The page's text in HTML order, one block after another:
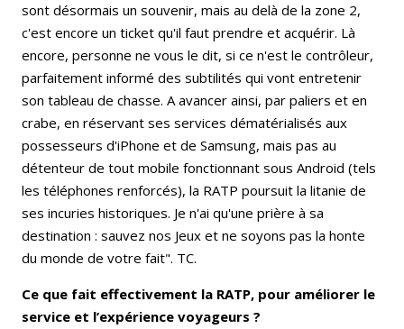
sont désormais un souvenir, mais au delà de la zone 2,
c'est encore un ticket qu'il faut prendre et acquérir. Là
encore, personne ne vous le dit, si ce n'est le contrôleur,
parfaitement informé des subtilités qui vont entretenir
son tableau de chasse. A avancer ainsi, par paliers et en
crabe, en réservant ses services dématérialisés aux
possesseurs d'iPhone et de Samsung, mais pas au
détenteur de tout mobile fonctionnant sous Android (tels
les téléphones renforcés), la RATP poursuit la litanie de
ses incuries historiques. Je n'ai qu'une prière à sa
destination : sauvez nos Jeux et ne soyons pas la honte
du monde de votre fait". TC.
Ce que fait effectivement la RATP, pour améliorer le
service et l’expérience voyageurs ?